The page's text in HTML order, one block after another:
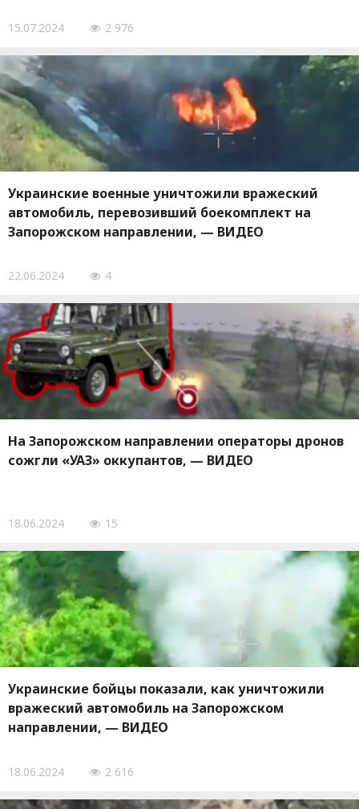
15.07.2024 2 976
Украинские военные уничтожили вражеский
автомобиль, перевозивший боекомплект на
Запорожском направлении, — ВИДЕО
22.06.2024 4
На Запорожском направлении операторы дронов
сожгли «УАЗ» оккупантов, — ВИДЕО
18.06.2024 15
Украинские бойцы показали, как уничтожили
вражеский автомобиль на Запорожском
направлении, — ВИДЕО
18.06.2024 2 616